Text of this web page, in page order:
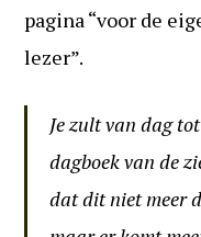
pagina “voor de
lezer”.
Je zult van dag
dagboek van de
dat dit niet meer